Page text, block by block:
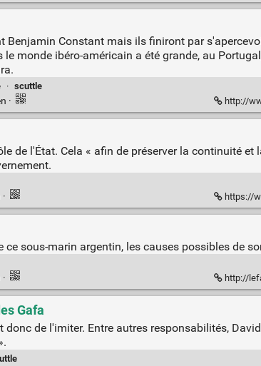
Benjamin Constant mais ils finiront par
monde ibéro-américain a été grande, au
· scuttle
· http://
de l'État. Cela « afin de préserver la continuité
· https://
sous-marin argentin, les causes possibles de
· http://
Gafa
de l'imiter. Entre autres responsabilités,